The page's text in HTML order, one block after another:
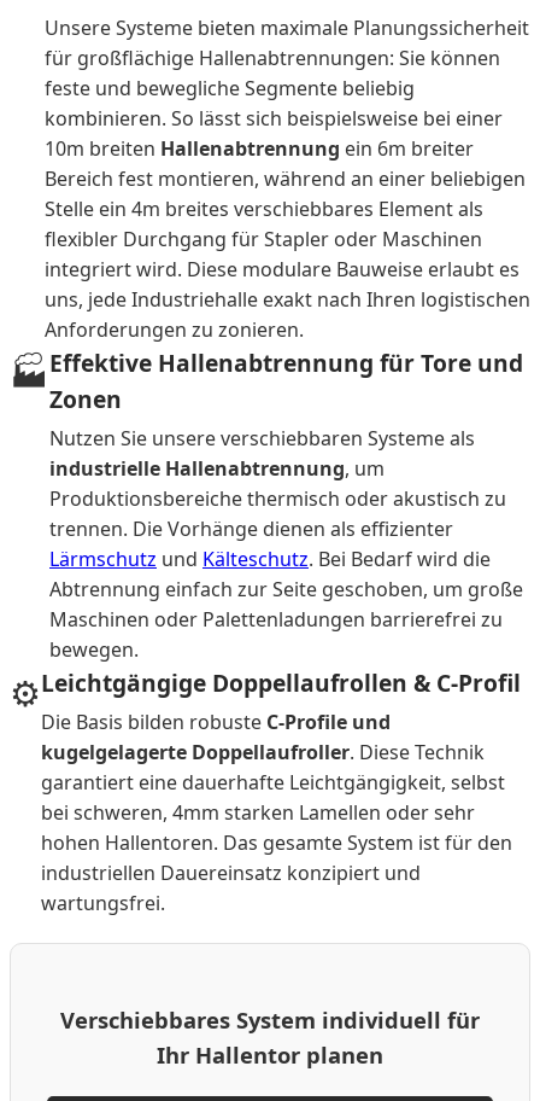
Unsere Systeme bieten maximale Planungssicherheit
für großflächige Hallenabtrennungen: Sie können
feste und bewegliche Segmente beliebig
kombinieren. So lässt sich beispielsweise bei einer
10m breiten Hallenabtrennung ein 6m breiter
Bereich fest montieren, während an einer beliebigen
Stelle ein 4m breites verschiebbares Element als
flexibler Durchgang für Stapler oder Maschinen
integriert wird. Diese modulare Bauweise erlaubt es
uns, jede Industriehalle exakt nach Ihren logistischen
Anforderungen zu zonieren.
🏭Effektive Hallenabtrennung für Tore und
Zonen
Nutzen Sie unsere verschiebbaren Systeme als
industrielle Hallenabtrennung, um
Produktionsbereiche thermisch oder akustisch zu
trennen. Die Vorhänge dienen als effizienter
Lärmschutz und Kälteschutz. Bei Bedarf wird die
Abtrennung einfach zur Seite geschoben, um große
Maschinen oder Palettenladungen barrierefrei zu
bewegen.
⚙️Leichtgängige Doppellaufrollen & C-Profil
Die Basis bilden robuste C-Profile und
kugelgelagerte Doppellaufroller. Diese Technik
garantiert eine dauerhafte Leichtgängigkeit, selbst
bei schweren, 4mm starken Lamellen oder sehr
hohen Hallentoren. Das gesamte System ist für den
industriellen Dauereinsatz konzipiert und
wartungsfrei.
Verschiebbares System individuell für
Ihr Hallentor planen